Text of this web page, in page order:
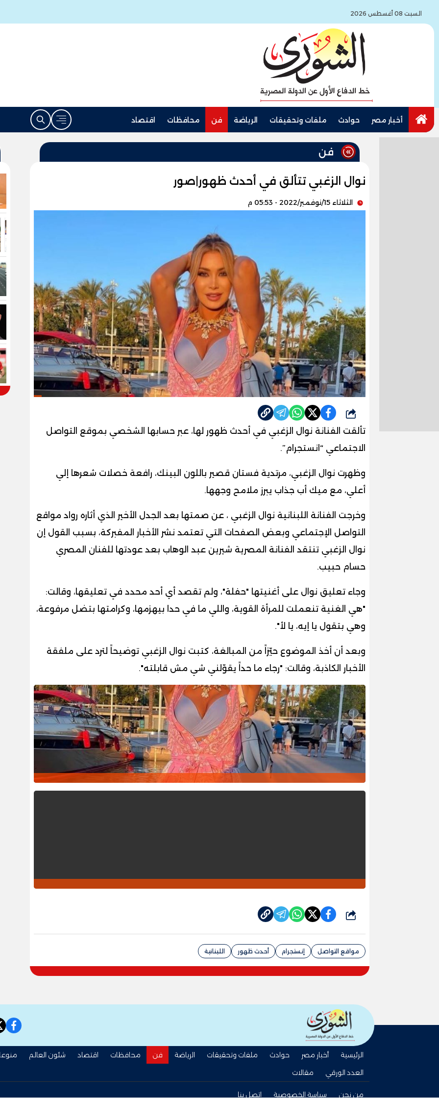
السبت 08 أغسطس 2026
أخبار مصر حوادث ملفات وتحقيقات الرياضة فن محافظات اقتصاد
فن
نوال الزغبي تتألق في أحدث ظهور|صور
الثلاثاء 15/نوفمبر/2022 - 05:53 م
شارك
تألقت الفنانة نوال الزغبي في أحدث ظهور لها، عبر حسابها الشخصي بموقع التواصل
الاجتماعي “انستجرام”.
وظهرت نوال الزغبي، مرتدية فستان قصير باللون البينك، رافعة خصلات شعرها إلي
أعلي، مع ميك أب جذاب يبرز ملامح وجهها.
وخرجت الفنانة اللبنانية نوال الزغبي ، عن صمتها بعد الجدل الأخير الذي أثاره رواد مواقع
التواصل الإجتماعي وبعض الصفحات التي تعتمد نشر الأخبار المفبركة، بسبب القول إن
نوال الزغبي تنتقد الفنانة المصرية شيرين عبد الوهاب بعد عودتها للفنان المصري
حسام حبيب.
وجاء تعليق نوال على أغنيتها "حفلة"، ولم تقصد أي أحد محدد في تعليقها، وقالت:
"هي الغنية تنعملت للمرأة القوية، واللي ما في حدا بيهزمها، وكرامتها بتضل مرفوعة،
وهي بتقول يا إيه، يا لأ".
وبعد أن أخذ الموضوع حيّزاً من المبالغة، كتبت نوال الزغبي توضيحاً لترد على ملفقة
الأخبار الكاذبة، وقالت: "رجاء ما حداً يقوّلني شي مش قابلته".
شارك
مواقع التواصل إنستجرام أحدث ظهور اللبنانية
الرئيسية أخبار مصر حوادث ملفات وتحقيقات الرياضة فن محافظات اقتصاد شئون العالم
العدد الورقي
مقالات
من نحن سياسة الخصوصية اتصل بنا